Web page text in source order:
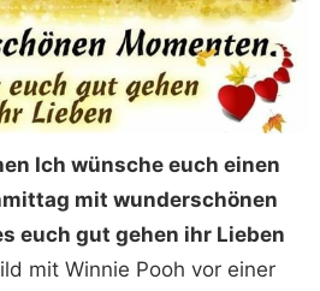
Ich wünsche euch einen
mit wunderschönen
euch gut gehen ihr Lieben
mit Winnie Pooh vor einer